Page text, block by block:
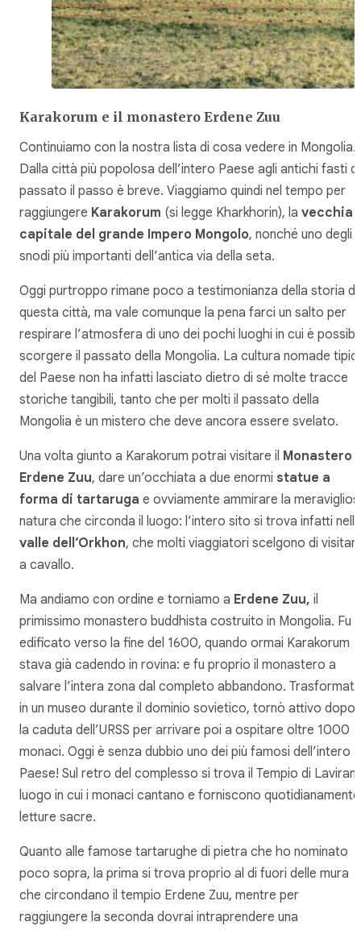
Karakorum e il monastero Erdene Zuu
Continuiamo con la nostra lista di cosa vedere in Mongolia.
Dalla città più popolosa dell’intero Paese agli antichi fasti
passato il passo è breve. Viaggiamo quindi nel tempo per
raggiungere Karakorum (si legge Kharkhorin), la vecchia
capitale del grande Impero Mongolo, nonché uno degli
snodi più importanti dell’antica via della seta.
Oggi purtroppo rimane poco a testimonianza della storia di
questa città, ma vale comunque la pena farci un salto per
respirare l’atmosfera di uno dei pochi luoghi in cui è
scorgere il passato della Mongolia. La cultura nomade
del Paese non ha infatti lasciato dietro di sé molte tracce
storiche tangibili, tanto che per molti il passato della
Mongolia è un mistero che deve ancora essere svelato.
Una volta giunto a Karakorum potrai visitare il Monastero
Erdene Zuu, dare un’occhiata a due enormi statue a
forma di tartaruga e ovviamente ammirare la
natura che circonda il luogo: l’intero sito si trova infatti nella
valle dell’Orkhon, che molti viaggiatori scelgono di
a cavallo.
Ma andiamo con ordine e torniamo a Erdene Zuu, il
primissimo monastero buddhista costruito in Mongolia. Fu
edificato verso la fine del 1600, quando ormai Karakorum
stava già cadendo in rovina: e fu proprio il monastero a
salvare l’intera zona dal completo abbandono.
in un museo durante il dominio sovietico, tornò attivo dopo
la caduta dell’URSS per arrivare poi a ospitare oltre 1000
monaci. Oggi è senza dubbio uno dei più famosi dell’intero
Paese! Sul retro del complesso si trova il Tempio di Laviran
luogo in cui i monaci cantano e forniscono quotidianamente
letture sacre.
Quanto alle famose tartarughe di pietra che ho nominato
poco sopra, la prima si trova proprio al di fuori delle mura
che circondano il tempio Erdene Zuu, mentre per
raggiungere la seconda dovrai intraprendere una